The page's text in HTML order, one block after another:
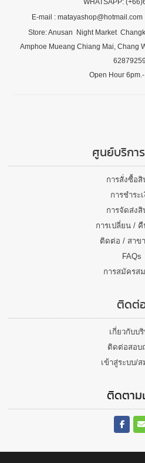
E-mail :
Store: Anusan Night Market
Amphoe Mueang Chiang Mai, Chang
Open Hour 6pm.-
ศูนย์บริกา
การสั่งซื้อสิ
การชำระ
การจัดส่งสิ
การเปลี่ยน /
ติดต่อ / สาข
FAQs
การสมัครส
ติดต่
เกี่ยวกับบ
ติดต่อสอบ
เข้าสู่ระบบ/
ติดตาม